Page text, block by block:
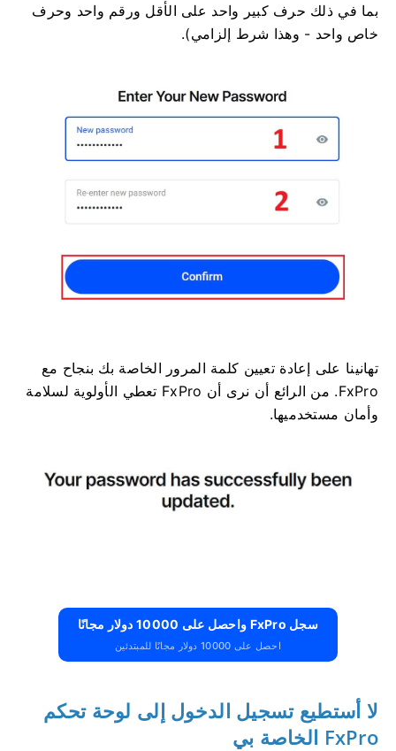
بما في ذلك حرف كبير واحد على الأقل ورقم واحد وحرف
خاص واحد - وهذا شرط إلزامي).
تهانينا على إعادة تعيين كلمة المرور الخاصة بك بنجاح مع
FxPro. من الرائع أن نرى أن FxPro تعطي الأولوية لسلامة
وأمان مستخدميها.
سجل FxPro واحصل على 10000 دولار مجانًا
احصل على 10000 دولار مجانًا للمبتدئين
لا أستطيع تسجيل الدخول إلى لوحة تحكم
FxPro الخاصة بي